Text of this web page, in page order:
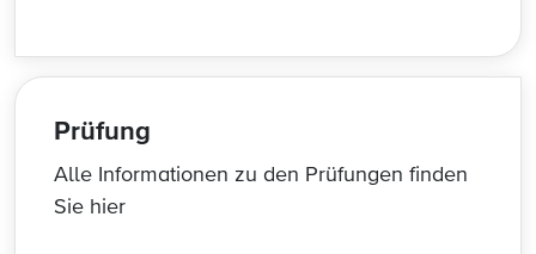
Prüfung
Alle Informationen zu den Prüfungen finden
Sie hier